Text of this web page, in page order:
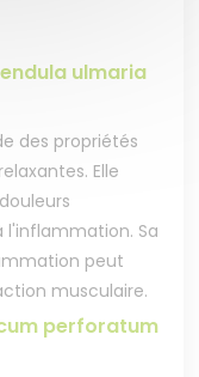
ulmaria
des propriétés
Elle
l'inflammation. Sa
peut
musculaire.
perforatum